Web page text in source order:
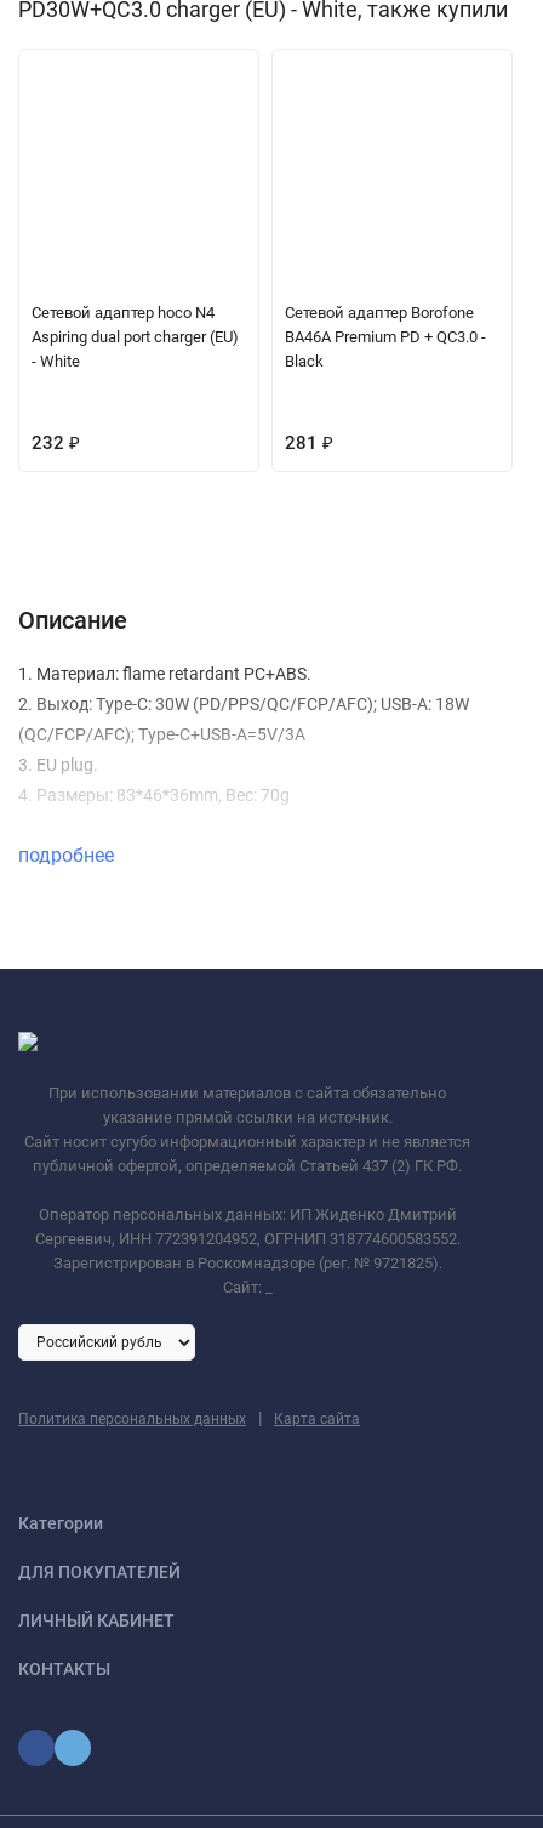
PD30W+QC3.0 charger (EU) - White, также купили
Сетевой адаптер hoco N4
Aspiring dual port charger (EU)
- White
232 ₽
Сетевой адаптер Borofone
BA46A Premium PD + QC3.0 -
Black
281 ₽
Описание
1. Материал: flame retardant PC+ABS.
2. Выход: Type-C: 30W (PD/PPS/QC/FCP/AFC); USB-A: 18W
(QC/FCP/AFC); Type-C+USB-A=5V/3A
3. EU plug.
4. Размеры: 83*46*36mm, Вес: 70g
подробнее
При использовании материалов с сайта обязательно
указание прямой ссылки на источник.
Сайт носит сугубо информационный характер и не является
публичной офертой, определяемой Статьей 437 (2) ГК РФ.
Оператор персональных данных: ИП Жиденко Дмитрий
Сергеевич, ИНН 772391204952, ОГРНИП 318774600583552.
Зарегистрирован в Роскомнадзоре (рег. № 9721825).
Сайт:
Политика персональных данных | Карта сайта
Категории
ДЛЯ ПОКУПАТЕЛЕЙ
ЛИЧНЫЙ КАБИНЕТ
КОНТАКТЫ